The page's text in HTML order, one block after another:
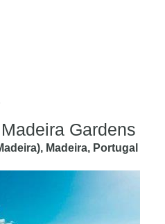
Gardens
Madeira, Portugal